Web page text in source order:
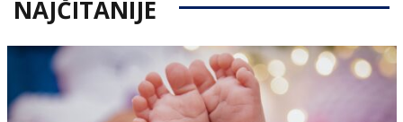
NAJČITANIJE